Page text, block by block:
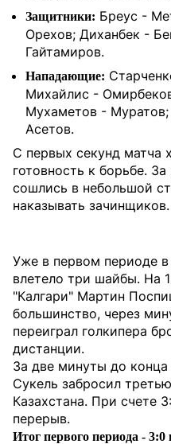
Защитники: Бреус -
Орехов; Диханбек -
Гайтамиров.
Нападающие:
Михайлис -
Мухаметов -
Асетов.
С первых секунд матча
готовность к борьбе.
сошлись в небольшой
наказывать зачинщиков.
Уже в первом периоде
влетело три шайбы. На
"Калгари" Мартин
большинство, через
переиграл голкипера
дистанции.
За две минуты до
Сукель забросил
Казахстана. При счете
перерыв.
Итог первого периода -